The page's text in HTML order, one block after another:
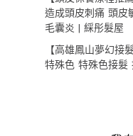
造成頭皮刺痛 頭皮
毛囊炎 | 綵彤髮屋
【高雄鳳山夢幻接
特殊色 特殊色接髮